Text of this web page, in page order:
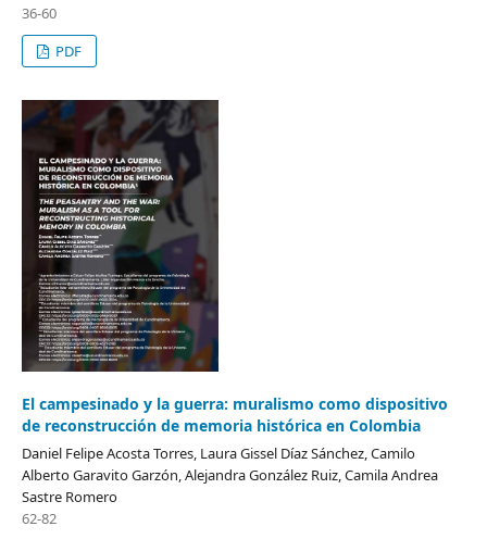
36-60
PDF
El campesinado y la guerra: muralismo como dispositivo
de reconstrucción de memoria histórica en Colombia
Daniel Felipe Acosta Torres, Laura Gissel Díaz Sánchez, Camilo
Alberto Garavito Garzón, Alejandra González Ruiz, Camila Andrea
Sastre Romero
62-82